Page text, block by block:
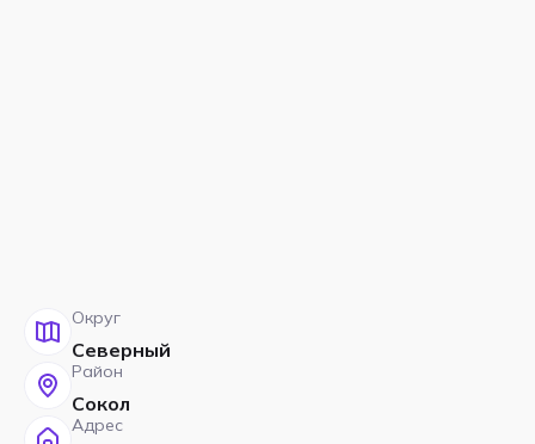
Округ
Северный
Район
Сокол
Адрес